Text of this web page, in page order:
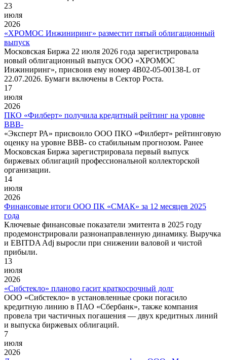
23
июля
2026
«ХРОМОС Инжиниринг» разместит пятый облигационный
выпуск
Московская Биржа 22 июля 2026 года зарегистрировала
новый облигационный выпуск ООО «ХРОМОС
Инжиниринг», присвоив ему номер 4B02-05-00138-L от
22.07.2026. Бумаги включены в Сектор Роста.
17
июля
2026
ПКО «Филберт» получила кредитный рейтинг на уровне
BBB-
«Эксперт РА» присвоило ООО ПКО «Филберт» рейтинговую
оценку на уровне BBB- со стабильным прогнозом. Ранее
Московская Биржа зарегистрировала первый выпуск
биржевых облигаций профессиональной коллекторской
организации.
14
июля
2026
Финансовые итоги ООО ПК «СМАК» за 12 месяцев 2025
года
Ключевые финансовые показатели эмитента в 2025 году
продемонстрировали разнонаправленную динамику. Выручка
и EBITDA Adj выросли при снижении валовой и чистой
прибыли.
13
июля
2026
«Сибстекло» планово гасит краткосрочный долг
ООО «Сибстекло» в установленные сроки погасило
кредитную линию в ПАО «Сбербанк», также компания
провела три частичных погашения — двух кредитных линий
и выпуска биржевых облигаций.
7
июля
2026